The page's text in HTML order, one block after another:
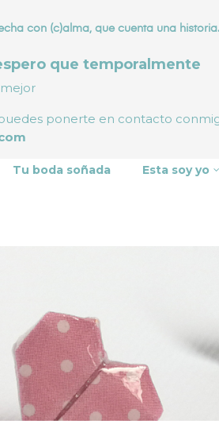
con (c)alma, que cuenta una
que temporalmente
ponerte en contacto
Tu boda soñada Esta soy yo